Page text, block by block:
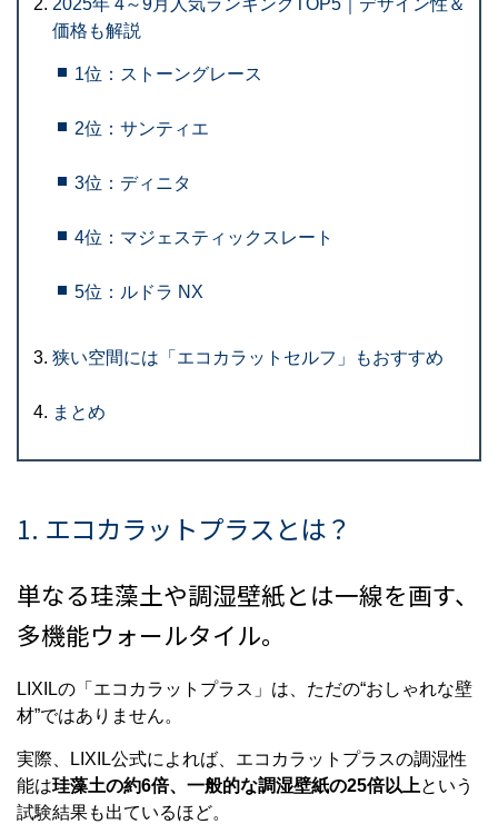
2025年 4～9月人気ランキングTOP5｜デザイン性＆
価格も解説
1位：ストーングレース
2位：サンティエ
3位：ディニタ
4位：マジェスティックスレート
5位：ルドラ NX
狭い空間には「エコカラットセルフ」もおすすめ
まとめ
1. エコカラットプラスとは？
単なる珪藻土や調湿壁紙とは一線を画す、
多機能ウォールタイル。
LIXILの「エコカラットプラス」は、ただの“おしゃれな壁
材”ではありません。
実際、LIXIL公式によれば、エコカラットプラスの調湿性
能は珪藻土の約6倍、一般的な調湿壁紙の25倍以上という
試験結果も出ているほど。